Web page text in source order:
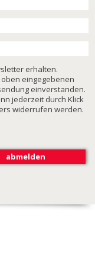
erhalten.
eingegebenen
einverstanden.
jederzeit durch Klick
widerrufen werden.